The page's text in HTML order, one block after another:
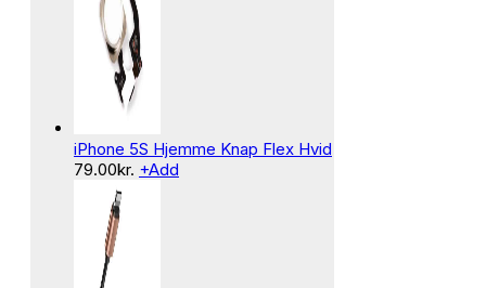
iPhone 5S Hjemme Knap Flex Hvid
79.00kr. +Add